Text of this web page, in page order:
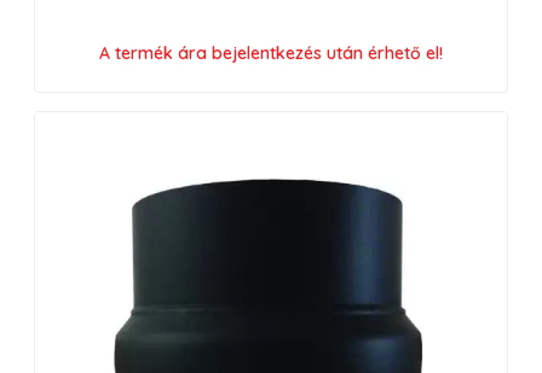
A termék ára bejelentkezés után érhető el!